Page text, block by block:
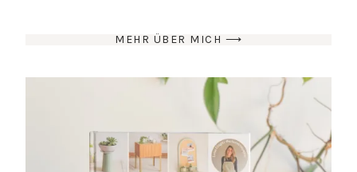
MEHR ÜBER MICH ⟶